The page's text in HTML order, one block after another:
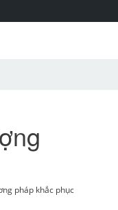
pháp khắc phục